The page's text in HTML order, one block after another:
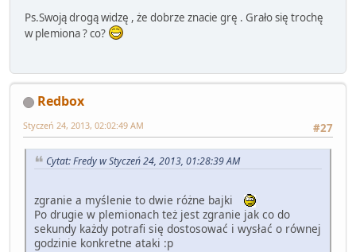
Ps.Swoją drogą widzę , że dobrze znacie grę . Grało się trochę
w plemiona ? co?
Redbox
#27
Styczeń 24, 2013, 02:02:49 AM
Cytat: Fredy w Styczeń 24, 2013, 01:28:39 AM
zgranie a myślenie to dwie różne bajki
Po drugie w plemionach też jest zgranie jak co do
sekundy każdy potrafi się dostosować i wysłać o równej
godzinie konkretne ataki :p